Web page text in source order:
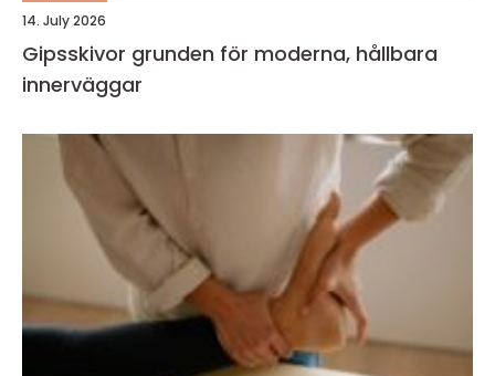
14. July 2026
Gipsskivor grunden för moderna, hållbara
innerväggar